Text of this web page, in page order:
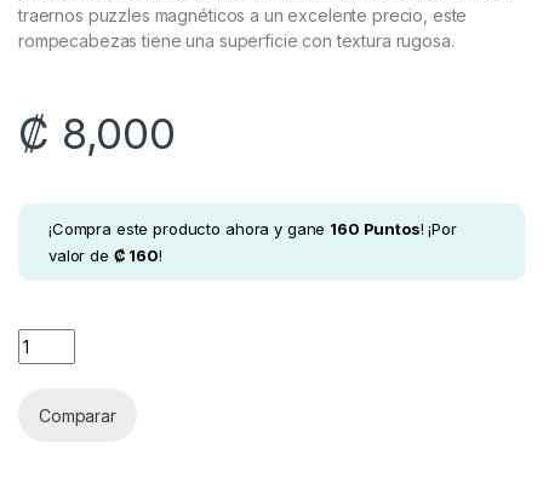
traernos puzzles magnéticos a un excelente precio, este
rompecabezas tiene una superficie con textura rugosa.
₡ 8,000
¡Compra este producto ahora y gane 160 Puntos! ¡Por
valor de ₡ 160!
Shengshou Pyraminx Mr.M quantity
Comparar